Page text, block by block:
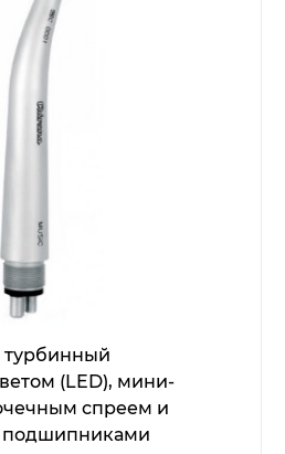
турбинный
(LED), мини-
спреем и
подшипниками